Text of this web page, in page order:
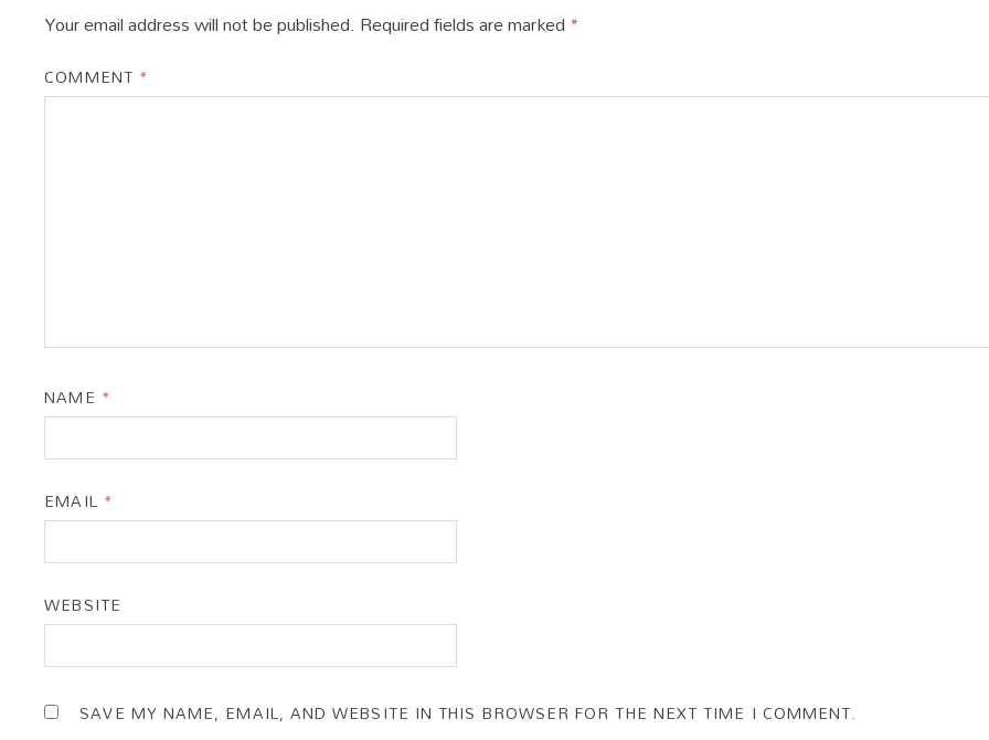
Your email address will not be published. Required fields are marked*
COMMENT *
NAME *
EMAIL *
WEBSITE
SAVE MY NAME, EMAIL, AND WEBSITE IN THIS BROWSER FOR THE NEXT TIME I COMMENT.